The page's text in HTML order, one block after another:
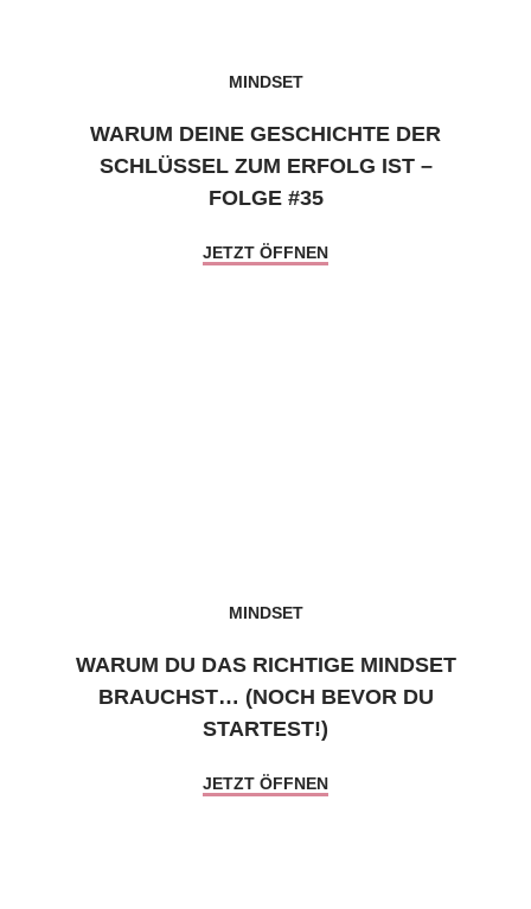
MINDSET
WARUM DEINE GESCHICHTE DER
SCHLÜSSEL ZUM ERFOLG IST –
FOLGE #35
JETZT ÖFFNEN
MINDSET
WARUM DU DAS RICHTIGE MINDSET
BRAUCHST… (NOCH BEVOR DU
STARTEST!)
JETZT ÖFFNEN